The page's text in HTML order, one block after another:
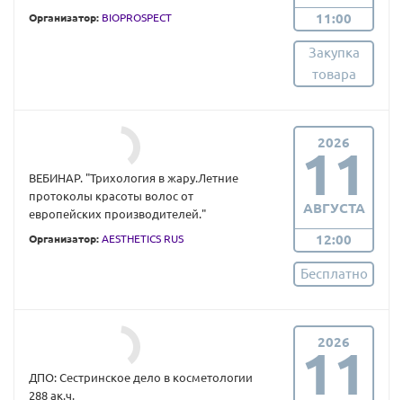
Организатор: BIOPROSPECT 11:00
Закупка
товара
ВЕБИНАР. "Трихология в жару.Летние
протоколы красоты волос от
европейских производителей."
Организатор: AESTHETICS RUS
2026
11
АВГУСТА
12:00
Бесплатно
ДПО: Сестринское дело в косметологии
288 ак.ч.
2026
11